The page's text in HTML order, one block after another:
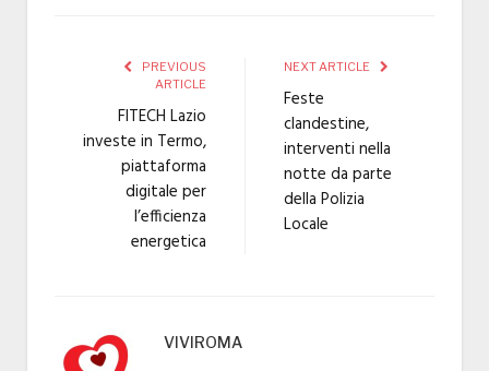
PREVIOUS
ARTICLE
FITECH Lazio
investe in Termo,
piattaforma
digitale per
l’efficienza
energetica
NEXT ARTICLE
Feste
clandestine,
interventi nella
notte da parte
della Polizia
Locale
VIVIROMA